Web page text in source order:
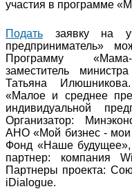
участия в программе
Подать заявку на
предприниматель»
Программу «Мама-
заместитель
Татьяна
«Малое и среднее
индивидуальной
Организатор:
АНО «Мой бизнес - мои
Фонд «Наше
партнер: компания
Партнеры проекта:
iDialogue.